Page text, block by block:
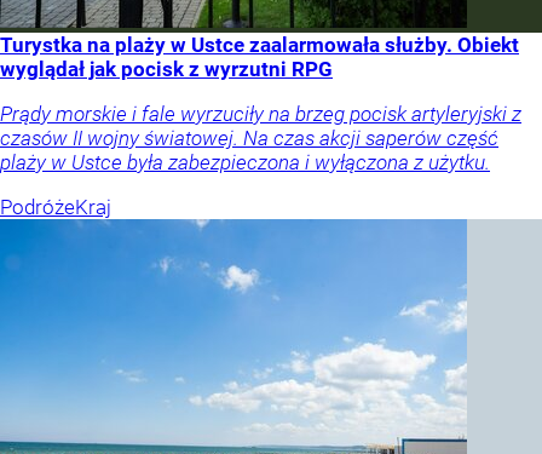
Turystka na plaży w Ustce zaalarmowała służby. Obiekt
wyglądał jak pocisk z wyrzutni RPG
Prądy morskie i fale wyrzuciły na brzeg pocisk artyleryjski z
czasów II wojny światowej. Na czas akcji saperów część
plaży w Ustce była zabezpieczona i wyłączona z użytku.
PodróżeKraj